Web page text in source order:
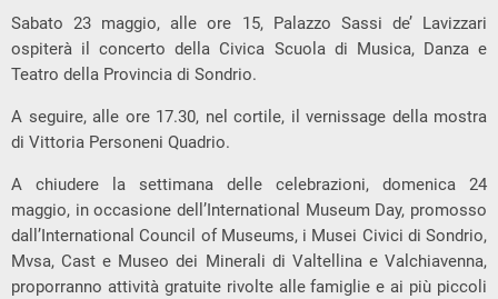
Sabato 23 maggio, alle ore 15, Palazzo Sassi de’ Lavizzari
ospiterà il concerto della Civica Scuola di Musica, Danza e
Teatro della Provincia di Sondrio.
A seguire, alle ore 17.30, nel cortile, il vernissage della mostra
di Vittoria Personeni Quadrio.
A chiudere la settimana delle celebrazioni, domenica 24
maggio, in occasione dell’International Museum Day, promosso
dall’International Council of Museums, i Musei Civici di Sondrio,
Mvsa, Cast e Museo dei Minerali di Valtellina e Valchiavenna,
proporranno attività gratuite rivolte alle famiglie e ai più piccoli